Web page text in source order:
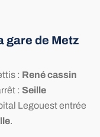
gare de Metz
: René cassin
: Seille
Legouest entrée
.